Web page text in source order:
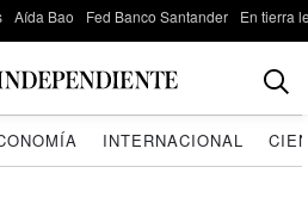
Aída Bao Fed Banco Santander En tierra
INTERNACIONAL